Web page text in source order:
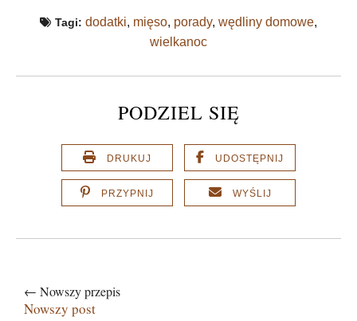
Tagi: dodatki, mięso, porady, wędliny domowe,
wielkanoc
PODZIEL SIĘ
DRUKUJ UDOSTĘPNIJ
PRZYPNIJ WYŚLIJ
← Nowszy przepis
Nowszy post